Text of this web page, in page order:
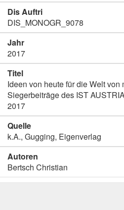
Dis Auftri
DIS_MONOGR_9078
Jahr
2017
Titel
Ideen von heute für die Welt von
Siegerbeiträge des IST
2017
Quelle
k.A., Gugging, Eigenverlag
Autoren
Bertsch Christian